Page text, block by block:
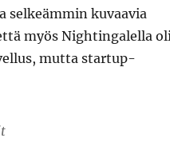
selkeämmin kuvaavia
myös Nightingalella
mutta startup-